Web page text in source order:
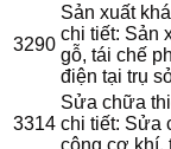
3290
Sản xuất
chi tiết: Sản
gỗ, tái chế
điện tại trụ
3314
Sửa chữa
chi tiết: Sửa
công cơ khí,